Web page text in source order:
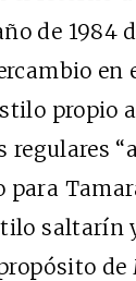
de 1984
en
propio
regulares
para
saltarín
de